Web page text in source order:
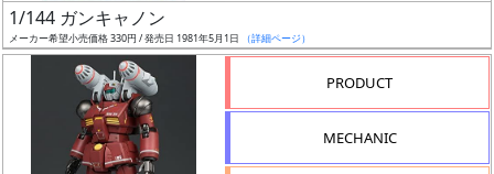
1/144 ガンキャノン
メーカー希望小売価格 330円 / 発売日 1981年5月1日 （詳細ページ）
PRODUCT
MECHANIC